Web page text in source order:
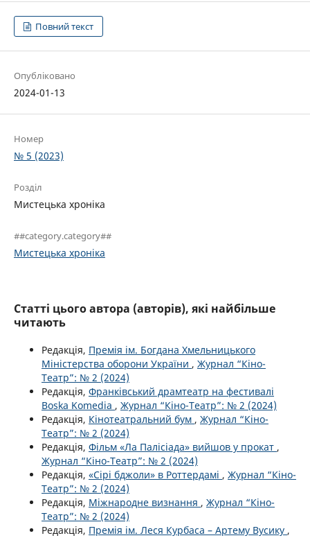
Повний текст
Опубліковано
2024-01-13
Номер
№ 5 (2023)
Розділ
Мистецька хроніка
##category.category##
Мистецька хроніка
Статті цього автора (авторів), які найбільше
читають
Редакція, Премія ім. Богдана Хмельницького
Міністерства оборони України , Журнал “Кіно-
Театр”: № 2 (2024)
Редакція, Франківський драмтеатр на фестивалі
Boska Komedia , Журнал “Кіно-Театр”: № 2 (2024)
Редакція, Кінотеатральний бум , Журнал “Кіно-
Театр”: № 2 (2024)
Редакція, Фільм «Ла Палісіада» вийшов у прокат ,
Журнал “Кіно-Театр”: № 2 (2024)
Редакція, «Сірі бджоли» в Роттердамі , Журнал “Кіно-
Театр”: № 2 (2024)
Редакція, Міжнародне визнання , Журнал “Кіно-
Театр”: № 2 (2024)
Редакція, Премія ім. Леся Курбаса – Артему Вусику ,